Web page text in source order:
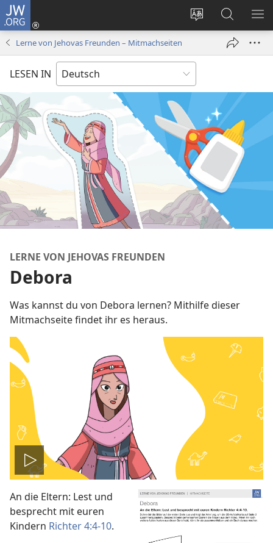
JW.ORG
Websitesprache
ändern
Anmelden
(öffnet
Suche
Lerne von Jehovas Freunden – Mitmachseiten
LESEN IN
LERNE VON JEHOVAS FREUNDEN
Debora
Was kannst du von Debora lernen? Mithilfe dieser
Mitmachseite findet ihr es heraus.
Video
abspielen
An die Eltern: Lest und
besprecht mit euren
Kindern Richter 4:4-10.